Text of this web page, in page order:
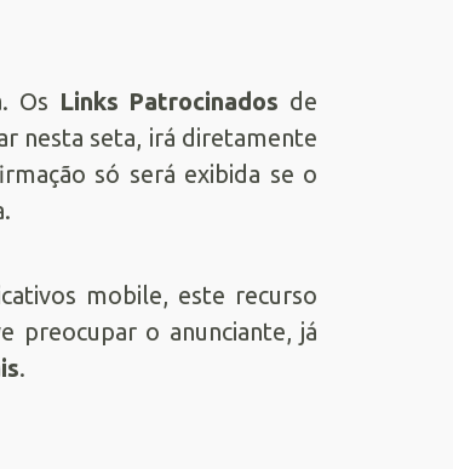
Os Links Patrocinados de
nesta seta, irá diretamente
só será exibida se o
mobile, este recurso
preocupar o anunciante, já
.